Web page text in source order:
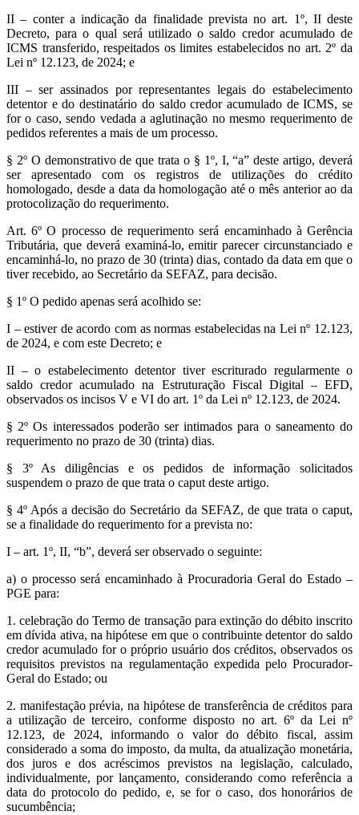
II – conter a indicação da finalidade prevista no art. 1º, II deste
Decreto, para o qual será utilizado o saldo credor acumulado de
ICMS transferido, respeitados os limites estabelecidos no art. 2º da
Lei nº 12.123, de 2024; e
III – ser assinados por representantes legais do estabelecimento
detentor e do destinatário do saldo credor acumulado de ICMS, se
for o caso, sendo vedada a aglutinação no mesmo requerimento de
pedidos referentes a mais de um processo.
§ 2º O demonstrativo de que trata o § 1º, I, “a” deste artigo, deverá
ser apresentado com os registros de utilizações do crédito
homologado, desde a data da homologação até o mês anterior ao da
protocolização do requerimento.
Art. 6º O processo de requerimento será encaminhado à Gerência
Tributária, que deverá examiná-lo, emitir parecer circunstanciado e
encaminhá-lo, no prazo de 30 (trinta) dias, contado da data em que o
tiver recebido, ao Secretário da SEFAZ, para decisão.
§ 1º O pedido apenas será acolhido se:
I – estiver de acordo com as normas estabelecidas na Lei nº 12.123,
de 2024, e com este Decreto; e
II – o estabelecimento detentor tiver escriturado regularmente o
saldo credor acumulado na Estruturação Fiscal Digital – EFD,
observados os incisos V e VI do art. 1º da Lei nº 12.123, de 2024.
§ 2º Os interessados poderão ser intimados para o saneamento do
requerimento no prazo de 30 (trinta) dias.
§ 3º As diligências e os pedidos de informação solicitados
suspendem o prazo de que trata o caput deste artigo.
§ 4º Após a decisão do Secretário da SEFAZ, de que trata o caput,
se a finalidade do requerimento for a prevista no:
I – art. 1º, II, “b”, deverá ser observado o seguinte:
a) o processo será encaminhado à Procuradoria Geral do Estado –
PGE para:
1. celebração do Termo de transação para extinção do débito inscrito
em dívida ativa, na hipótese em que o contribuinte detentor do saldo
credor acumulado for o próprio usuário dos créditos, observados os
requisitos previstos na regulamentação expedida pelo Procurador-
Geral do Estado; ou
2. manifestação prévia, na hipótese de transferência de créditos para
a utilização de terceiro, conforme disposto no art. 6º da Lei nº
12.123, de 2024, informando o valor do débito fiscal, assim
considerado a soma do imposto, da multa, da atualização monetária,
dos juros e dos acréscimos previstos na legislação, calculado,
individualmente, por lançamento, considerando como referência a
data do protocolo do pedido, e, se for o caso, dos honorários de
sucumbência;